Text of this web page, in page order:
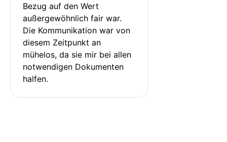
Bezug auf den Wert
außergewöhnlich fair war.
Die Kommunikation war von
diesem Zeitpunkt an
mühelos, da sie mir bei allen
notwendigen Dokumenten
halfen.